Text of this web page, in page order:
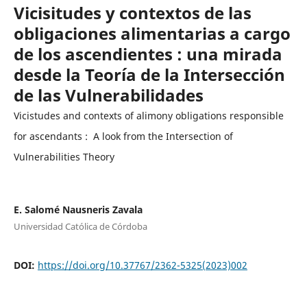
Vicisitudes y contextos de las
obligaciones alimentarias a cargo
de los ascendientes : una mirada
desde la Teoría de la Intersección
de las Vulnerabilidades
Vicistudes and contexts of alimony obligations responsible
for ascendants : A look from the Intersection of
Vulnerabilities Theory
E. Salomé Nausneris Zavala
Universidad Católica de Córdoba
DOI: https://doi.org/10.37767/2362-5325(2023)002